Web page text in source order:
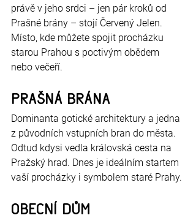
právě v jeho srdci – jen pár kroků od
Prašné brány – stojí Červený Jelen.
Místo, kde můžete spojit procházku
starou Prahou s poctivým obědem
nebo večeří.
Prašná brána
Dominanta gotické architektury a jedna
z původních vstupních bran do města.
Odtud kdysi vedla královská cesta na
Pražský hrad. Dnes je ideálním startem
vaší procházky i symbolem staré Prahy.
Obecní dům